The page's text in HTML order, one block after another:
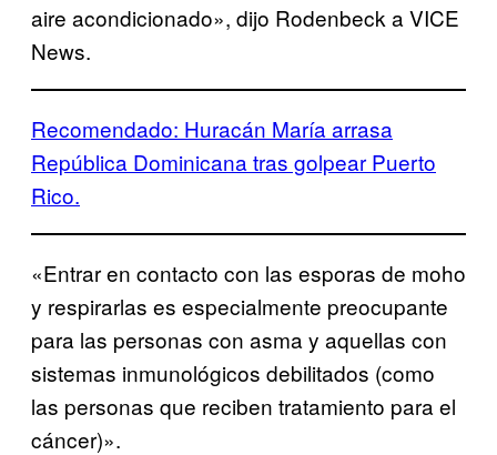
aire acondicionado», dijo Rodenbeck a VICE
News.
Recomendado: Huracán María arrasa
República Dominicana tras golpear Puerto
Rico.
«Entrar en contacto con las esporas de moho
y respirarlas es especialmente preocupante
para las personas con asma y aquellas con
sistemas inmunológicos debilitados (como
las personas que reciben tratamiento para el
cáncer)».